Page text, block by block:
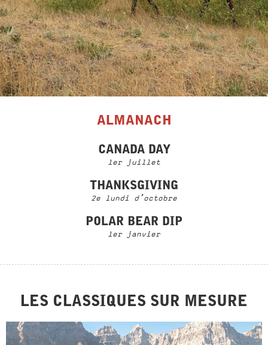
ALMANACH
CANADA DAY
1er juillet
THANKSGIVING
2e lundi d’octobre
POLAR BEAR DIP
1er janvier
LES CLASSIQUES SUR MESURE